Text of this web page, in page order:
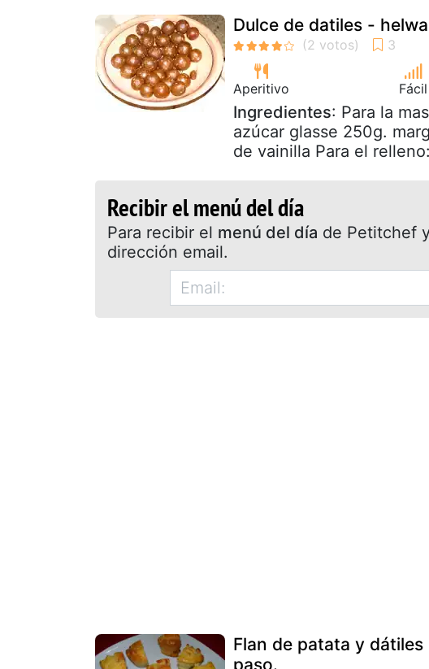
Dulce de datiles -
Aperitivo Fácil
Ingredientes: Para la
azúcar glasse 250g.
de vainilla Para el
Recibir el menú del día
Para recibir el menú del día de Petitchef
dirección email.
Flan de patata y
paso.